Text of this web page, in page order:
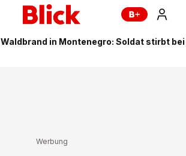
Waldbrand in Montenegro: Soldat stirbt